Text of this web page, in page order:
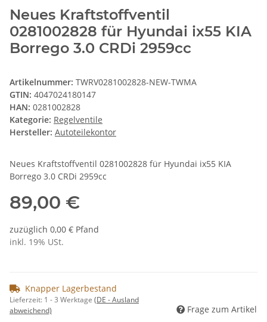
Neues Kraftstoffventil
0281002828 für Hyundai ix55 KIA
Borrego 3.0 CRDi 2959cc
Artikelnummer: TWRV0281002828-NEW-TWMA
GTIN: 4047024180147
HAN: 0281002828
Kategorie: Regelventile
Hersteller: Autoteilekontor
Neues Kraftstoffventil 0281002828 für Hyundai ix55 KIA
Borrego 3.0 CRDi 2959cc
89,00 €
zuzüglich 0,00 € Pfand
inkl. 19% USt.
Knapper Lagerbestand
Lieferzeit: 1 - 3 Werktage (DE - Ausland
abweichend)
Frage zum Artikel